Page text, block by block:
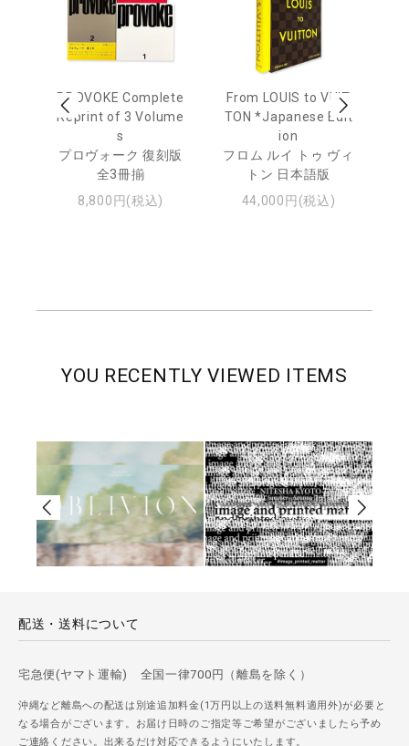
PROVOKE Complete
Reprint of 3 Volume
s
プロヴォーク 復刻版
全3冊揃
8,800円(税込)
From LOUIS to VUIT
TON *Japanese Edit
ion
フロム ルイ トゥ ヴィ
トン 日本語版
44,000円(税込)
YOU RECENTLY VIEWED ITEMS
配送・送料について
宅急便(ヤマト運輸) 全国一律700円（離島を除く）
沖縄など離島への配送は別途追加料金(1万円以上の送料無料適用外)が必要と
なる場合がございます。お届け日時のご指定等ご希望がございましたら予め
ご連絡ください。出来るだけ対応できるようにいたします。